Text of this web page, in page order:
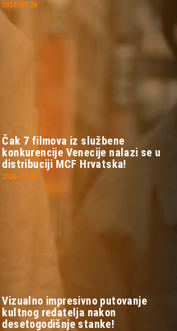
2026-07-26
Čak 7 filmova iz službene
konkurencije Venecije nalazi se u
distribuciji MCF Hrvatska!
2026-07-23
Vizualno impresivno putovanje
kultnog redatelja nakon
desetogodišnje stanke!